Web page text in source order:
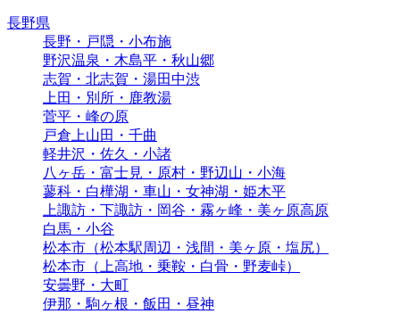
長野県
長野・戸隠・小布施
野沢温泉・木島平・秋山郷
志賀・北志賀・湯田中渋
上田・別所・鹿教湯
菅平・峰の原
戸倉上山田・千曲
軽井沢・佐久・小諸
八ヶ岳・富士見・原村・野辺山・小海
蓼科・白樺湖・車山・女神湖・姫木平
上諏訪・下諏訪・岡谷・霧ヶ峰・美ヶ原高原
白馬・小谷
松本市（松本駅周辺・浅間・美ヶ原・塩尻）
松本市（上高地・乗鞍・白骨・野麦峠）
安曇野・大町
伊那・駒ヶ根・飯田・昼神